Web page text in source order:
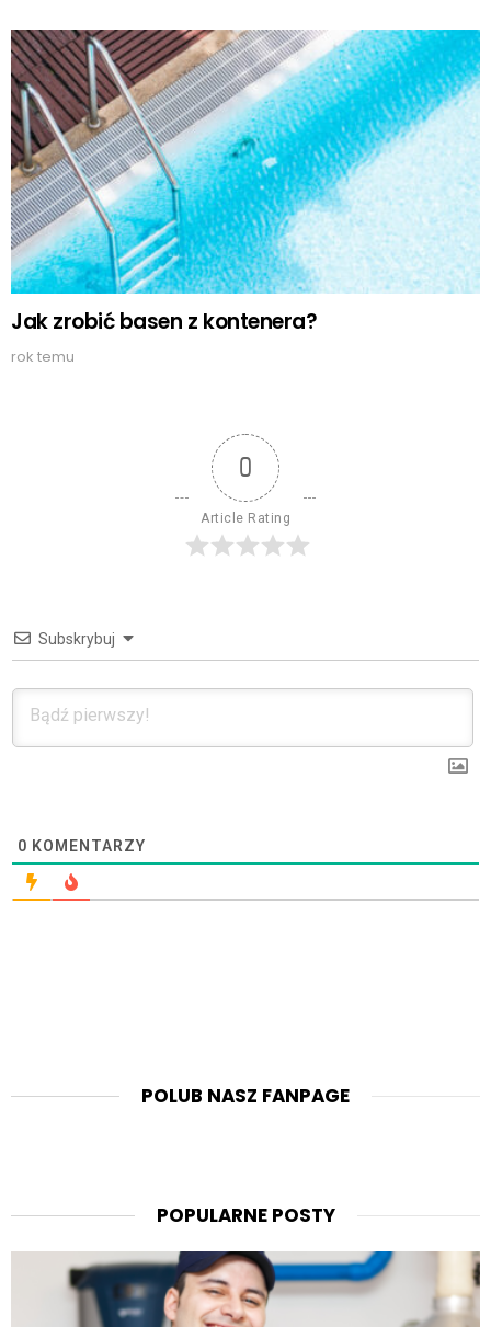
Jak zrobić basen z kontenera?
rok temu
0
Article Rating
Subskrybuj
0 KOMENTARZY
POLUB NASZ FANPAGE
POPULARNE POSTY